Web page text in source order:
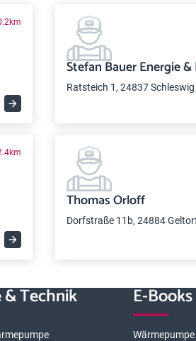
Stefan Bauer Energie
Ratsteich 1, 24837 Schleswig
Thomas Orloff
Dorfstraße 11b, 24884
Technik E-Books